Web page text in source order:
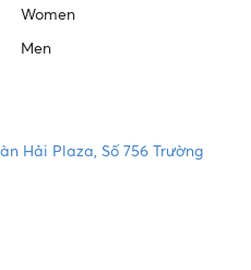
Women
Men
Hải Plaza, Số 756 Trường